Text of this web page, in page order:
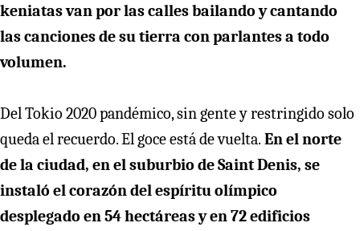
keniatas van por las calles bailando y cantando
las canciones de su tierra con parlantes a todo
volumen.
Del Tokio 2020 pandémico, sin gente y restringido solo
queda el recuerdo. El goce está de vuelta. En el norte
de la ciudad, en el suburbio de Saint Denis, se
instaló el corazón del espíritu olímpico
desplegado en 54 hectáreas y en 72 edificios